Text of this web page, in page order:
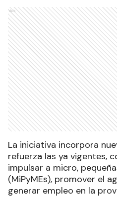
Ads
La iniciativa incorpora
refuerza las ya vigentes,
impulsar a micro,
(MiPyMEs), promover el
generar empleo en la